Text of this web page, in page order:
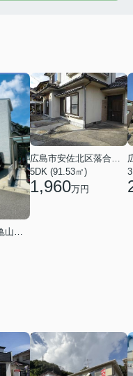
広島市安佐北区亀山７丁目
広島市安佐北区落合南９丁目
5DK (91.53㎡)
1,960万円